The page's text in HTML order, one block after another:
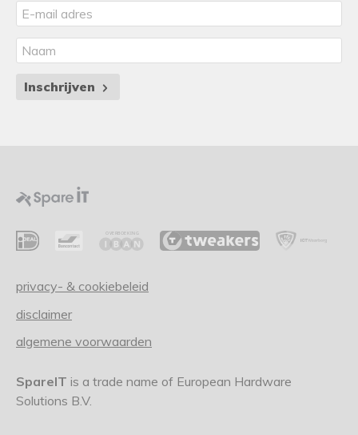
Inschrijven
privacy- & cookiebeleid
disclaimer
algemene voorwaarden
SpareIT is a trade name of European Hardware
Solutions B.V.